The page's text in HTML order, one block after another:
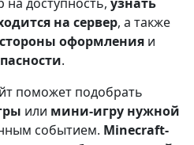
на сервер, а также
оформления и
.
поможет подобрать
или мини-игру нужной
событием. Minecraft-